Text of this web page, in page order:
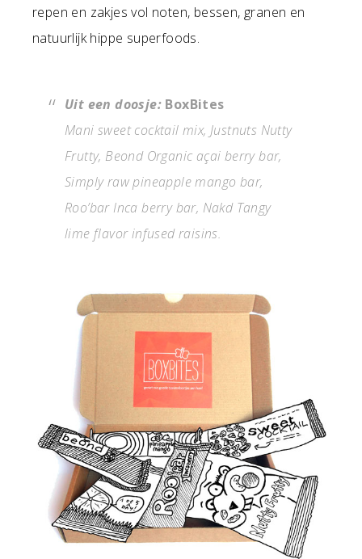
repen en zakjes vol noten, bessen, granen en
natuurlijk hippe superfoods.
Uit een doosje: BoxBites
Mani sweet cocktail mix, Justnuts Nutty
Frutty, Beond Organic açai berry bar,
Simply raw pineapple mango bar,
Roo’bar Inca berry bar, Nakd Tangy
lime flavor infused raisins.